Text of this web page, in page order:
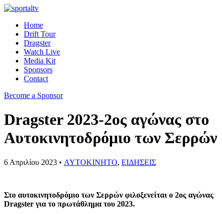
Home
Drift Tour
Dragster
Watch Live
Media Kit
Sponsors
Contact
Become a Sponsor
Dragster 2023-2ος αγώνας στο
Αυτοκινητοδρόμιο των Σερρών
6 Απριλίου 2023 • AYTOKINHTO, ΕΙΔΗΣΕΙΣ
Στο αυτοκινητοδρόμιο των Σερρών φιλοξενείται ο 2ος αγώνας
Dragster για το πρωτάθλημα του 2023.